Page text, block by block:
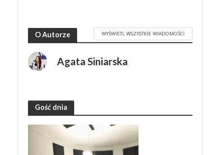
O Autorze WYŚWIETL WSZYSTKIE WIADOMOŚCI
Agata Siniarska
Gość dnia